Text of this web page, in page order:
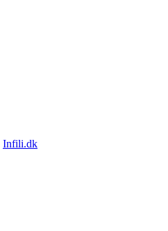
Infili.dk